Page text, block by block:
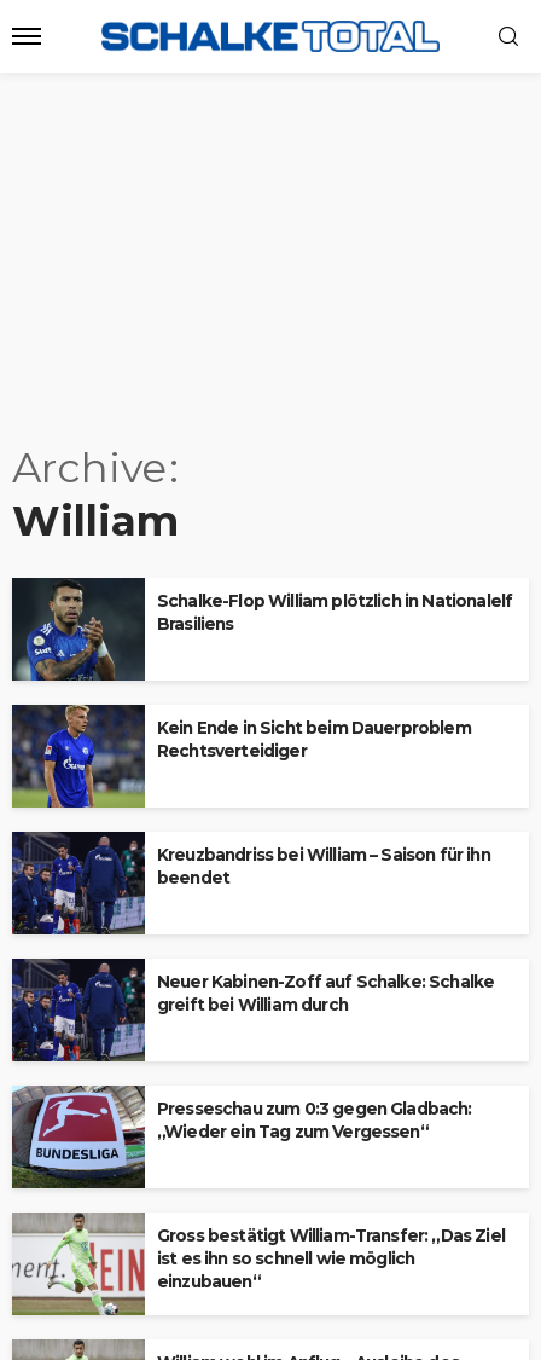
Archive
William
Schalke-Flop William plötzlich in Nationalelf
Brasiliens
Kein Ende in Sicht beim Dauerproblem
Rechtsverteidiger
Kreuzbandriss bei William – Saison für ihn
beendet
Neuer Kabinen-Zoff auf Schalke: Schalke
greift bei William durch
Presseschau zum 0:3 gegen Gladbach:
„Wieder ein Tag zum Vergessen“
Gross bestätigt William-Transfer: „Das Ziel
ist es ihn so schnell wie möglich
einzubauen“